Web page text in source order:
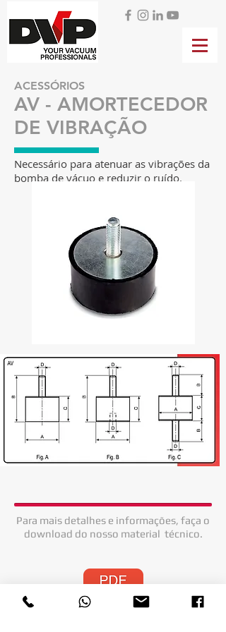
ACESSÓRIOS
AV - AMORTECEDOR
DE VIBRAÇÃO
Necessário para atenuar as vibrações da
bomba de vácuo e reduzir o ruído.
Para mais detalhes e informações, faça o
download do nosso material técnico.